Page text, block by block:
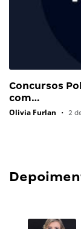
Concursos
com…
Olivia Furlan • 2